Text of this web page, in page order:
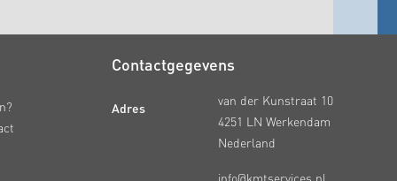
Contactgegevens
Adres
van der Kunstraat 10
4251 LN Werkendam
Nederland